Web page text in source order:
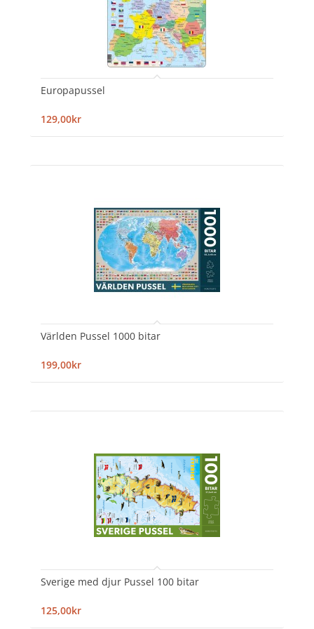
Europapussel
129,00kr
Världen Pussel 1000 bitar
199,00kr
Sverige med djur Pussel 100 bitar
125,00kr